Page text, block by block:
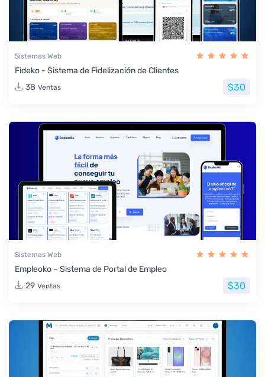
Sistemas Web
Fideko - Sistema de Fidelización de Clientes
38 Ventas $30
Sistemas Web
Empleoko – Sistema de Portal de Empleo
29 Ventas $30